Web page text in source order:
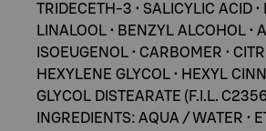
TRIDECETH-3 • SALICYLIC ACID •
LINALOOL • BENZYL ALCOHOL •
ISOEUGENOL • CARBOMER •
HEXYLENE GLYCOL • HEXYL
GLYCOL DISTEARATE (F.I.L.
INGREDIENTS: AQUA / WATER •